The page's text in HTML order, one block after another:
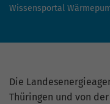
Wissensportal
Die
Thüringen und von